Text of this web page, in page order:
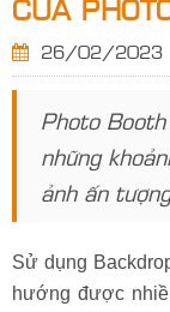
26/02/2023
Photo
những
ảnh ấn
Sử dụng
hướng được